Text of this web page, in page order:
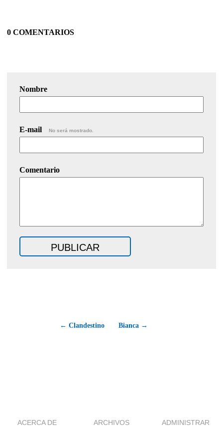
0 COMENTARIOS
Nombre
E-mail No será mostrado.
Comentario
← Clandestino Bianca →
ACERCA DE ARCHIVOS ADMINISTRAR